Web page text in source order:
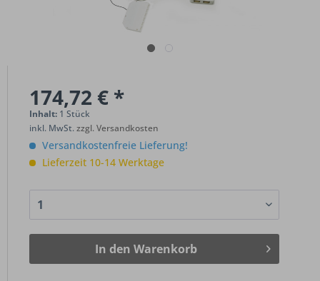
174,72 € *
Inhalt: 1 Stück
inkl. MwSt.zzgl. Versandkosten
Versandkostenfreie Lieferung!
Lieferzeit 10-14 Werktage
In den Warenkorb